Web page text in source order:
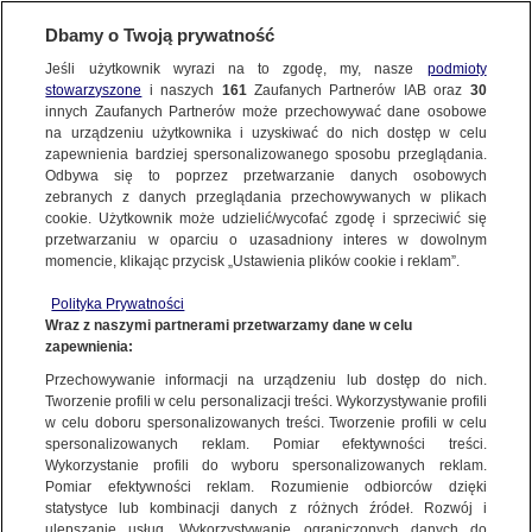
ŚWIAT
Setki ofiar leżące na ulicach, masowy grób
cywilów. Dlaczego Ukraińcy mówią
o Buczy "nowa Srebrenica"
4.04.2022, 12:20
Udostępnij
Dbamy o Twoją prywatność
Jeśli użytkownik wyrazi na to zgodę, my, nasze podmioty
stowarzyszone i naszych 161Zaufanych Partnerów IAB oraz 30
innych Zaufanych Partnerów może przechowywać dane osobowe
na urządzeniu użytkownika i uzyskiwać do nich dostęp w celu
zapewnienia bardziej spersonalizowanego sposobu przeglądania.
Odbywa się to poprzez przetwarzanie danych osobowych
zebranych z danych przeglądania przechowywanych w plikach
cookie. Użytkownik może udzielić/wycofać zgodę i sprzeciwić się
przetwarzaniu w oparciu o uzasadniony interes w dowolnym
momencie, klikając przycisk „Ustawienia plików cookie i reklam”.
Polityka Prywatności
Wraz z naszymi partnerami przetwarzamy dane w celu
zapewnienia:
Przechowywanie informacji na urządzeniu lub dostęp do nich.
Tworzenie profili w celu personalizacji treści. Wykorzystywanie profili
w celu doboru spersonalizowanych treści. Tworzenie profili w celu
spersonalizowanych reklam. Pomiar efektywności treści.
Wykorzystanie profili do wyboru spersonalizowanych reklam.
Pomiar efektywności reklam. Rozumienie odbiorców dzięki
statystyce lub kombinacji danych z różnych źródeł. Rozwój i